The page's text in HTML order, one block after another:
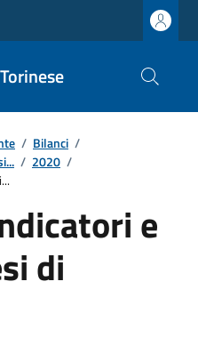
/ Bilanci /
/ 2020 /
e
di